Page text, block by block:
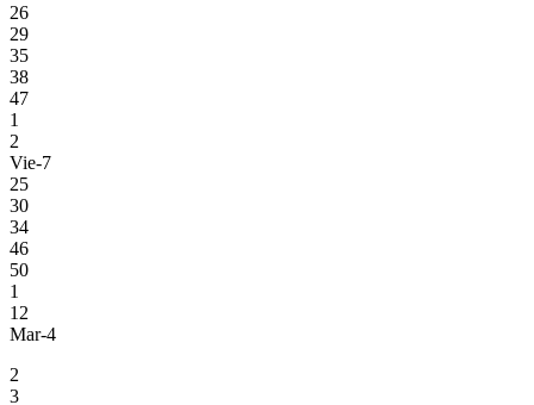
26
29
35
38
47
1
2
Vie-7
25
30
34
46
50
1
12
Mar-4
2
3